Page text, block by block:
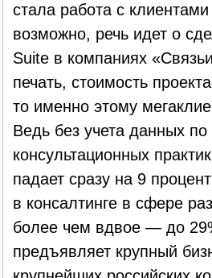
стала работа с
возможно, речь идет о
Suite в компаниях
печать, стоимость
то именно этому
Ведь без учета данных
консультационных
падает сразу на 9
в консалтинге в сфере
более чем вдвое — до
предъявляет крупный